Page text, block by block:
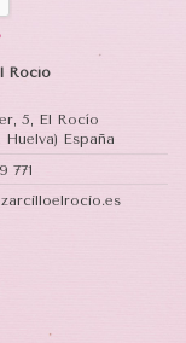
Rocío
5, El Rocío
España
771